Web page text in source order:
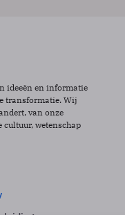
ideeën en informatie
transformatie. Wij
van onze
cultuur, wetenschap